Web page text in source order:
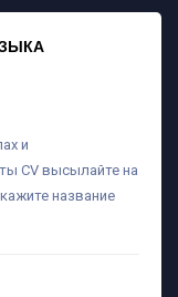
и
CV высылайте на
название